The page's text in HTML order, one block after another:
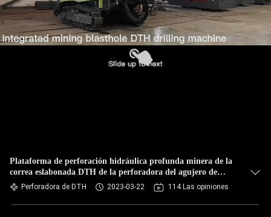
Plataforma de perforación hidráulica profunda minera de la
correa eslabonada DTH de la perforadora del agujero de
ráfaga DTH los 50m
Perforadora de DTH 2023-03-22 114 Las opiniones